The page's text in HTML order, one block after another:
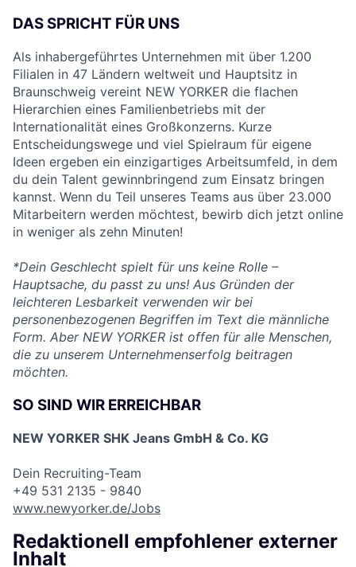
DAS SPRICHT FÜR UNS
Als inhabergeführtes Unternehmen mit über 1.200
Filialen in 47 Ländern weltweit und Hauptsitz in
Braunschweig vereint NEW YORKER die flachen
Hierarchien eines Familienbetriebs mit der
Internationalität eines Großkonzerns. Kurze
Entscheidungswege und viel Spielraum für eigene
Ideen ergeben ein einzigartiges Arbeitsumfeld, in dem
du dein Talent gewinnbringend zum Einsatz bringen
kannst. Wenn du Teil unseres Teams aus über 23.000
Mitarbeitern werden möchtest, bewirb dich jetzt online
in weniger als zehn Minuten!
*Dein Geschlecht spielt für uns keine Rolle –
Hauptsache, du passt zu uns! Aus Gründen der
leichteren Lesbarkeit verwenden wir bei
personenbezogenen Begriffen im Text die männliche
Form. Aber NEW YORKER ist offen für alle Menschen,
die zu unserem Unternehmenserfolg beitragen
möchten.
SO SIND WIR ERREICHBAR
NEW YORKER SHK Jeans GmbH & Co. KG
Dein Recruiting-Team
+49 531 2135 - 9840
www.newyorker.de/Jobs
Redaktionell empfohlener externer
Inhalt